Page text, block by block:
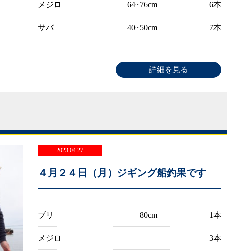
メジロ 64~76cm 6本
サバ 40~50cm 7本
詳細を見る
2023.04.27
４月２４日（月）ジギング船釣果です
ブリ 80cm 1本
メジロ 3本